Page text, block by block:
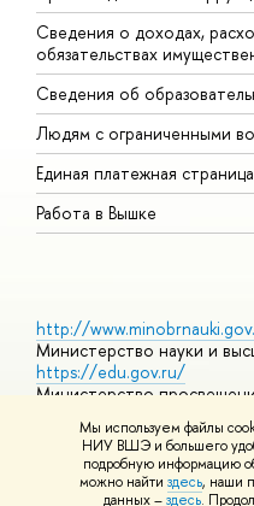
Мы используем файлы
НИУ ВШЭ и большего
подробную информацию
можно найти здесь, наши
данных –здесь.
Сведения о доходах,
обязательствах
Сведения об
Людям с ограниченными
Единая платежная страница
Работа в Вышке
http://
Министерство науки и
https://edu.gov.ru/
Министерство
Массовые открытые